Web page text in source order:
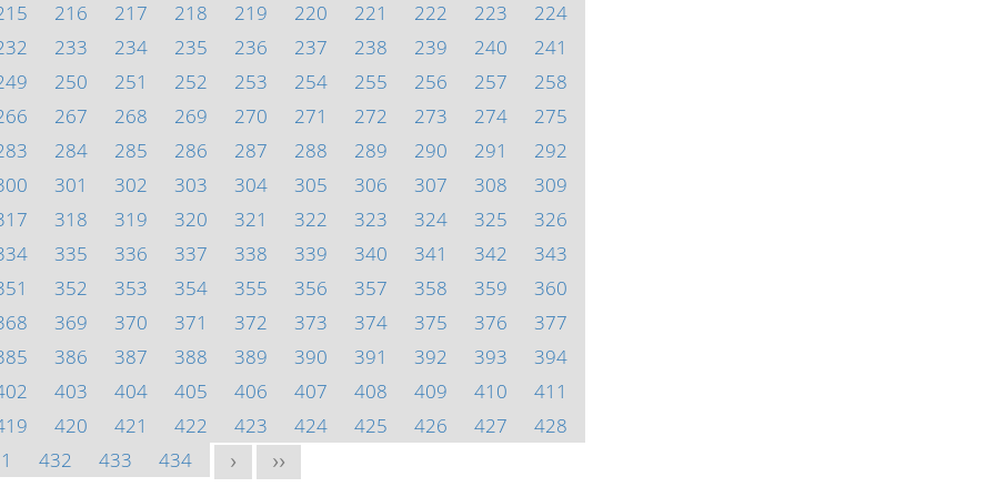
216 217 218 219 220 221 222 223
224
233 234 235 236 237 238 239 240
241
250 251 252 253 254 255 256 257
258
267 268 269 270 271 272 273 274
275
284 285 286 287 288 289 290 291
292
301 302 303 304 305 306 307 308
309
318 319 320 321 322 323 324 325
326
335 336 337 338 339 340 341 342
343
352 353 354 355 356 357 358 359
360
369 370 371 372 373 374 375 376
377
386 387 388 389 390 391 392 393
394
403 404 405 406 407 408 409 410
411
420 421 422 423 424 425 426 427
428
432 433 434 > >>